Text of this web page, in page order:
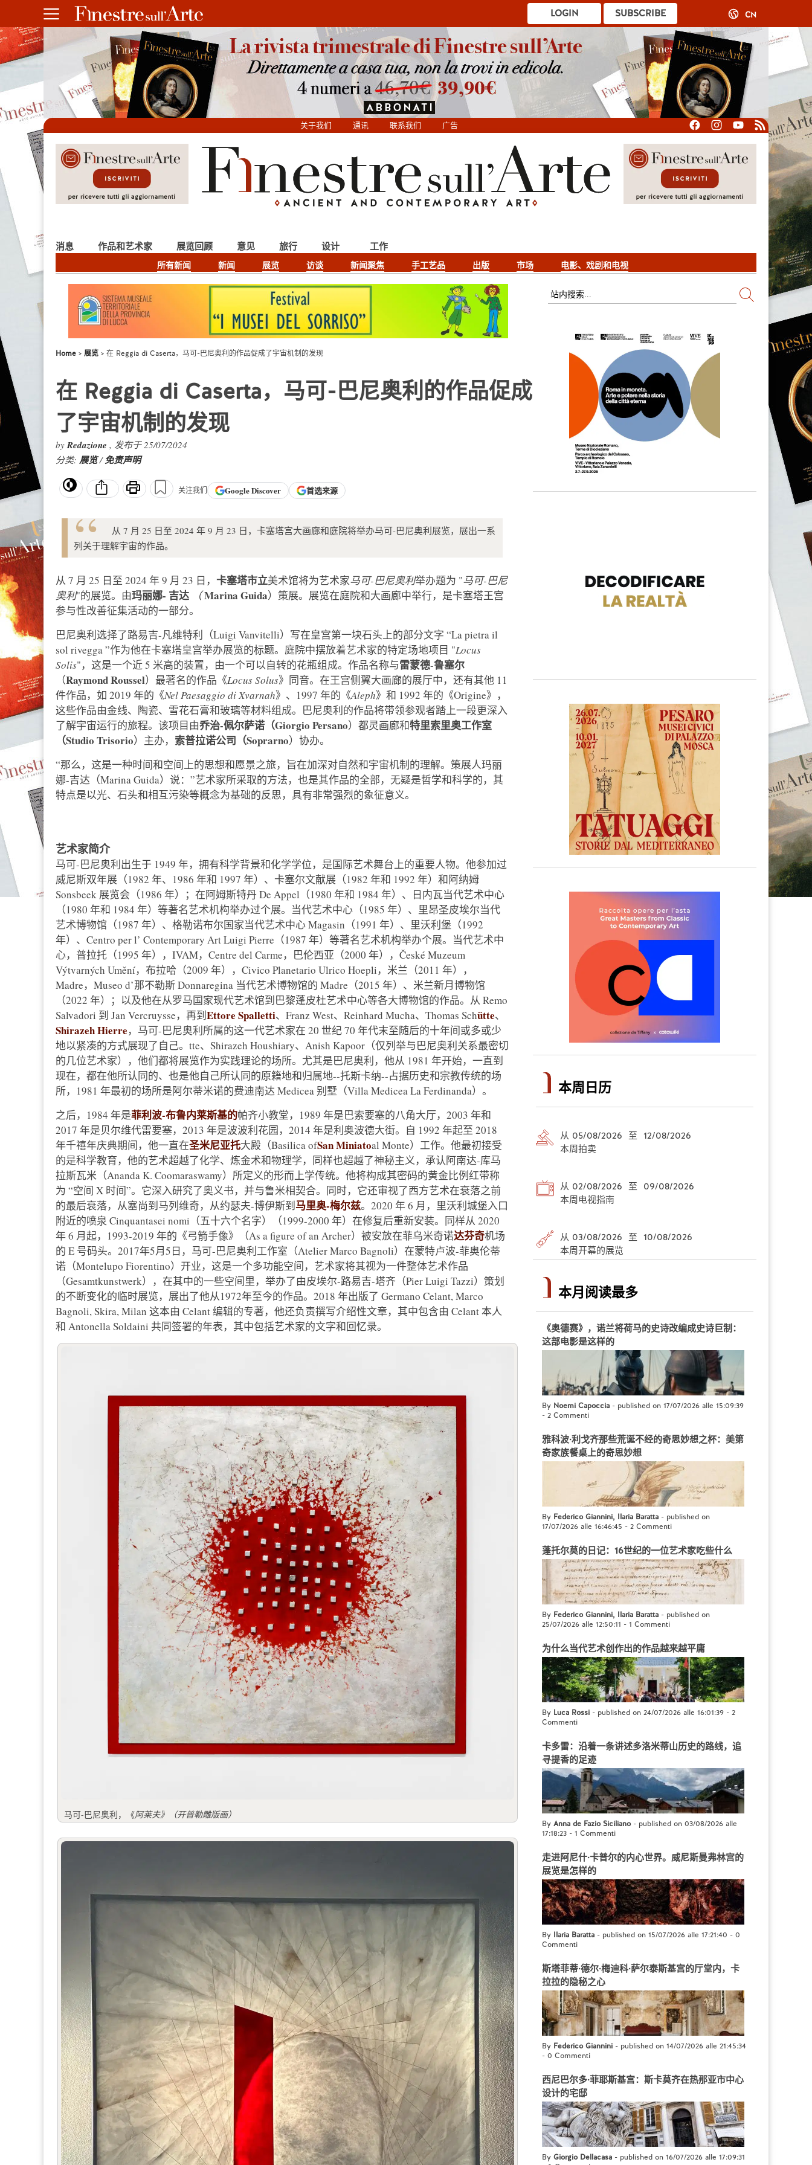
SUBSCRIBE
LOGIN CN
关于我们 通讯 联系我们 广告
消息
所有新闻 新闻 展览 访谈 新闻聚焦 手工艺品 出版 市场 电影、戏剧和电视
作品和艺术家 展览回顾 意见 旅行 设计 工作
Home 展览 在 Reggia di Caserta，马可-巴尼奥利的作品促成了宇宙机制的发现
在 Reggia di Caserta，马可-巴尼奥利的作品促成
了宇宙机制的发现
byRedazione , 发布于 25/07/2024
分类: 展览/免责声明
关注我们 GoogleDiscover 首选来源
从 7 月 25 日至 2024 年 9 月 23 日，卡塞塔宫大画廊和庭院将举办马可-巴尼奥利展览，展出一系
列关于理解宇宙的作品。
从 7 月 25 日至 2024 年 9 月 23 日， 卡塞塔市立美术馆将为艺术家马可-巴尼奥利举办题为 "马可-巴尼
奥利"的展览。由玛丽娜- 吉达 （Marina Guida）策展。展览在庭院和大画廊中举行，是卡塞塔王宫
参与性改善征集活动的一部分。
巴尼奥利选择了路易吉-凡维特利（Luigi Vanvitelli）写在皇宫第一块石头上的部分文字 “La pietra il
sol rivegga ”作为他在卡塞塔皇宫举办展览的标题。庭院中摆放着艺术家的特定场地项目 "Locus
Solis"，这是一个近 5 米高的装置，由一个可以自转的花瓶组成。作品名称与雷蒙德-鲁塞尔
（RaymondRoussel）最著名的作品《Locus Solus》同音。在王宫侧翼大画廊的展厅中，还有其他 11
件作品，如 2019 年的《Nel Paesaggio di Xvarnah》、1997 年的《Aleph》和 1992 年的《Origine》，
这些作品由金线、陶瓷、雪花石膏和玻璃等材料组成。巴尼奥利的作品将带领参观者踏上一段更深入
了解宇宙运行的旅程。该项目由乔治-佩尔萨诺（Giorgio Persano）都灵画廊和特里索里奥工作室
（Studio Trisorio）主办， 索普拉诺公司（Soprarno）协办。
“那么，这是一种时间和空间上的思想和愿景之旅，旨在加深对自然和宇宙机制的理解。策展人玛丽
娜-吉达（Marina Guida）说：”艺术家所采取的方法，也是其作品的全部，无疑是哲学和科学的，其
特点是以光、石头和相互污染等概念为基础的反思，具有非常强烈的象征意义。
艺术家简介
马可-巴尼奥利出生于 1949 年，拥有科学背景和化学学位，是国际艺术舞台上的重要人物。他参加过
威尼斯双年展（1982 年、1986 年和 1997 年）、卡塞尔文献展（1982 年和 1992 年）和阿纳姆
Sonsbeek 展览会（1986 年）；在阿姆斯特丹 De Appel（1980 年和 1984 年）、日内瓦当代艺术中心
（1980 年和 1984 年）等著名艺术机构举办过个展。当代艺术中心（1985 年）、里昂圣皮埃尔当代
艺术博物馆（1987 年）、格勒诺布尔国家当代艺术中心 Magasin（1991 年）、里沃利堡（1992
年）、Centro per l’ Contemporary Art Luigi Pierre（1987 年）等著名艺术机构举办个展。当代艺术中
心，普拉托（1995 年），IVAM，Centre del Carme，巴伦西亚（2000 年），České Muzeum
Výtvarných Umění，布拉哈（2009 年），Civico Planetario Ulrico Hoepli，米兰（2011 年），
Madre，Museo d’那不勒斯 Donnaregina 当代艺术博物馆的 Madre（2015 年）、米兰新月博物馆
（2022 年）；以及他在从罗马国家现代艺术馆到巴黎蓬皮杜艺术中心等各大博物馆的作品。从 Remo
Salvadori 到 Jan Vercruysse，再到Ettore Spalletti、Franz West、Reinhard Mucha、Thomas Schütte、
Shirazeh Hierre，马可-巴尼奥利所属的这一代艺术家在 20 世纪 70 年代末至随后的十年间或多或少
地以紧凑的方式展现了自己。tte、Shirazeh Houshiary、Anish Kapoor（仅列举与巴尼奥利关系最密切
的几位艺术家），他们都将展览作为实践理论的场所。尤其是巴尼奥利，他从 1981 年开始，一直到
现在，都在他所认同的、也是他自己所认同的原籍地和归属地--托斯卡纳--占据历史和宗教传统的场
所，1981 年最初的场所是阿尔蒂米诺的费迪南达 Medicea 别墅（Villa Medicea La Ferdinanda）。
之后，1984 年是菲利波-布鲁内莱斯基的帕齐小教堂，1989 年是巴索要塞的八角大厅，2003 年和
2017 年是贝尔维代雷要塞，2013 年是波波利花园，2014 年是利奥波德大街。自 1992 年起至 2018
年千禧年庆典期间，他一直在圣米尼亚托大殿（Basilica ofSan Miniatoal Monte）工作。他最初接受
的是科学教育，他的艺术超越了化学、炼金术和物理学，同样也超越了神秘主义，承认阿南达-库马
拉斯瓦米（Ananda K. Coomaraswamy）所定义的形而上学传统。他将构成其密码的黄金比例红带称
为 “空间 X 时间”。它深入研究了奥义书，并与鲁米相契合。同时，它还审视了西方艺术在衰落之前
的最后衰落，从塞尚到马列维奇，从约瑟夫-博伊斯到马里奥-梅尔兹。2020 年 6 月，里沃利城堡入口
附近的喷泉 Cinquantasei nomi（五十六个名字）（1999-2000 年）在修复后重新安装。同样从 2020
年 6 月起，1993-2019 年的《弓箭手像》（As a figure of an Archer）被安放在菲乌米奇诺达芬奇机场
的 E 号码头。2017年5月5日，马可-巴尼奥利工作室（Atelier Marco Bagnoli）在蒙特卢波-菲奥伦蒂
诺（Montelupo Fiorentino）开业，这是一个多功能空间，艺术家将其视为一件整体艺术作品
（Gesamtkunstwerk），在其中的一些空间里，举办了由皮埃尔-路易吉-塔齐（Pier Luigi Tazzi）策划
的不断变化的临时展览，展出了他从1972年至今的作品。2018 年出版了 Germano Celant, Marco
Bagnoli, Skira, Milan 这本由 Celant 编辑的专著，他还负责撰写介绍性文章，其中包含由 Celant 本人
和 Antonella Soldaini 共同签署的年表，其中包括艺术家的文字和回忆录。
马可-巴尼奥利，《阿莱夫》（开普勒雕版画）
本周日历
从 05/08/2026 至 12/08/2026
本周拍卖
从 02/08/2026 至 09/08/2026
本周电视指南
从 03/08/2026 至 10/08/2026
本周开幕的展览
本月阅读最多
《奥德赛》，诺兰将荷马的史诗改编成史诗巨制：
这部电影是这样的
By Noemi Capoccia - published on 17/07/2026 alle 15:09:39
- 2 Commenti
雅科波·利戈齐那些荒诞不经的奇思妙想之杯：美第
奇家族餐桌上的奇思妙想
By Federico Giannini, Ilaria Baratta - published on
17/07/2026 alle 16:46:45 - 2 Commenti
蓬托尔莫的日记：16世纪的一位艺术家吃些什么
By Federico Giannini, Ilaria Baratta - published on
25/07/2026 alle 12:50:11 - 1 Commenti
为什么当代艺术创作出的作品越来越平庸
By Luca Rossi - published on 24/07/2026 alle 16:01:39 - 2
Commenti
卡多雷：沿着一条讲述多洛米蒂山历史的路线，追
寻提香的足迹
By Anna de Fazio Siciliano- published on 03/08/2026 alle
17:18:23 - 1 Commenti
走进阿尼什·卡普尔的内心世界。威尼斯曼弗林宫的
展览是怎样的
By Ilaria Baratta - published on 15/07/2026 alle 17:21:40 - 0
Commenti
斯塔菲蒂·德尔·梅迪科·萨尔泰斯基宫的厅堂内，卡
拉拉的隐秘之心
By Federico Giannini - published on 14/07/2026 alle 21:45:34
- 0 Commenti
西尼巴尔多·菲耶斯基宫：斯卡莫齐在热那亚市中心
设计的宅邸
By Giorgio Dellacasa - published on 16/07/2026 alle 17:09:31